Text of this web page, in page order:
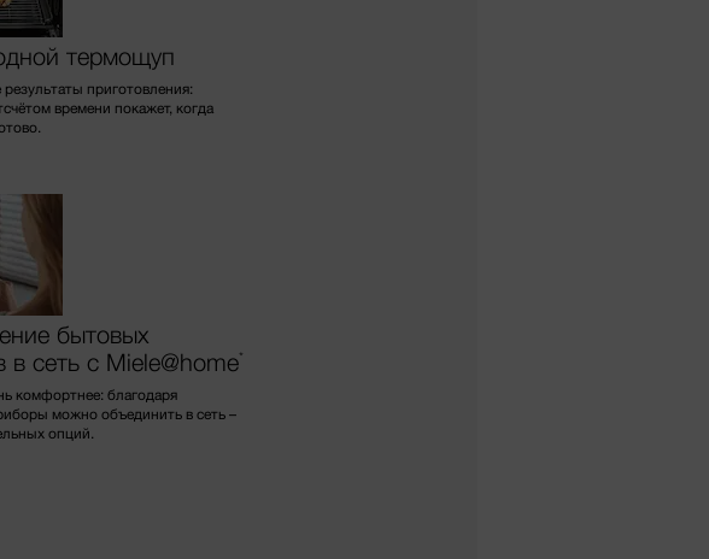
термощуп
приготовления:
времени покажет, когда
бытовых
в сеть с Miele@home*
комфортнее: благодаря
можно объединить в сеть –
опций.